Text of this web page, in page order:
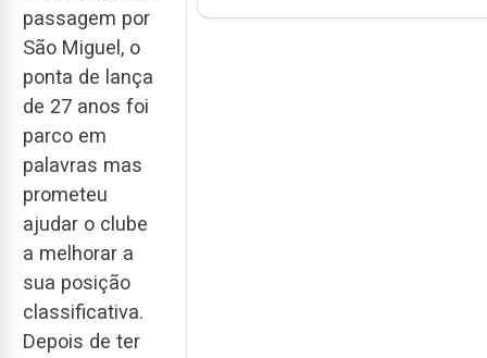
passagem por
São Miguel, o
ponta de lança
de 27 anos foi
parco em
palavras mas
prometeu
ajudar o clube
a melhorar a
sua posição
classificativa.
Depois de ter